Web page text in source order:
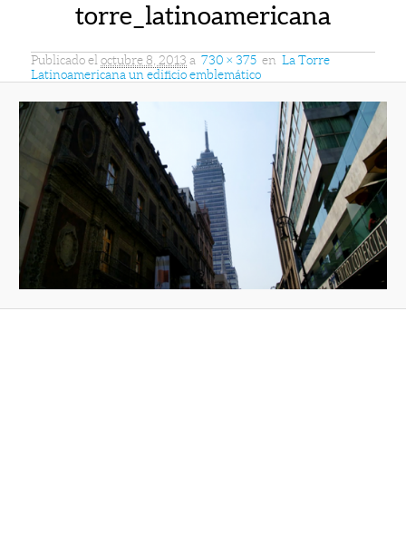
torre_latinoamericana
Publicado el octubre 8, 2013 a 730 × 375 en La Torre
Latinoamericana un edificio emblemático